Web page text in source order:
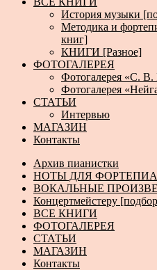
История музыки
Методика и
книг]
КНИГИ [Разное]
ФОТОГАЛЕРЕЯ
Фотогалерея «С. В.
Фотогалерея
СТАТЬИ
Интервью
МАГАЗИН
Контакты
Архив пианистки
НОТЫ ДЛЯ
ВОКАЛЬНЫЕ
Концертмейстеру
ВСЕ КНИГИ
ФОТОГАЛЕРЕЯ
СТАТЬИ
МАГАЗИН
Контакты